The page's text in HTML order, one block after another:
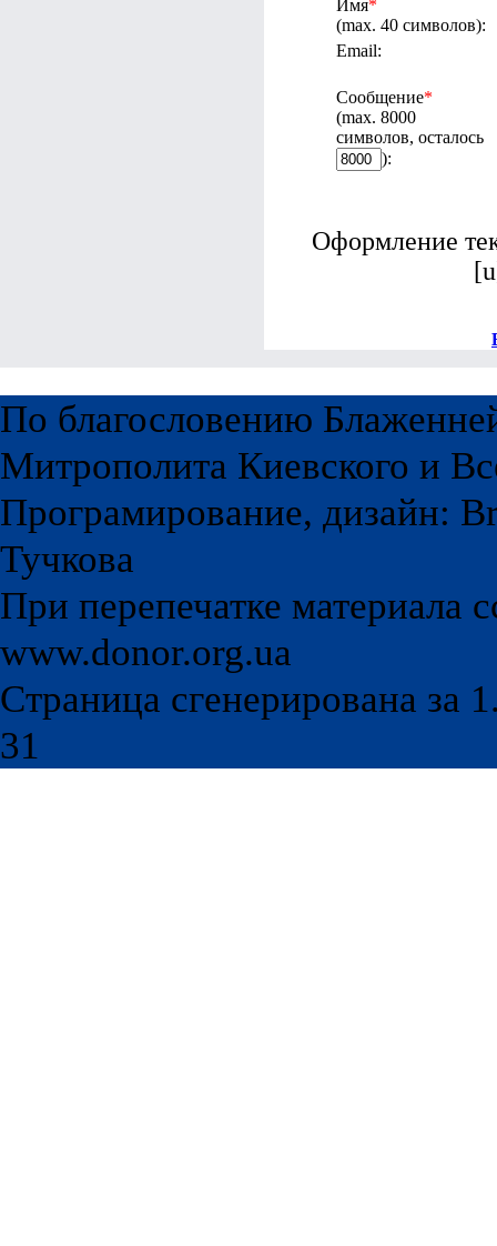
Имя*
(max. 40 символов):
Email:
Сообщение*
(max. 8000
символов, осталось
):
Оформление
По благословению
Митрополита Киевского и
Програмирование, дизайн:
Тучкова
При перепечатке материала
www.donor.org.ua
Страница сгенерирована за
31